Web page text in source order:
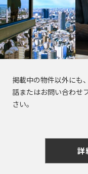
掲載中の物件以外にも
話またはお問い合わせ
さい。
詳